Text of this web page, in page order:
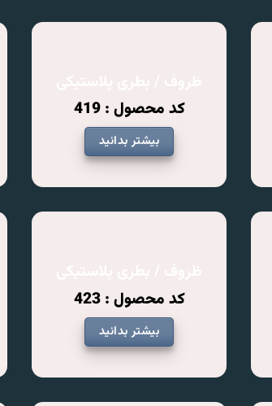
کد محصول : 419
بیشتر بدانید
کد محصول : 423
بیشتر بدانید